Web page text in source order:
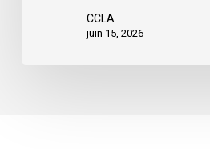
CCLA
juin 15, 2026